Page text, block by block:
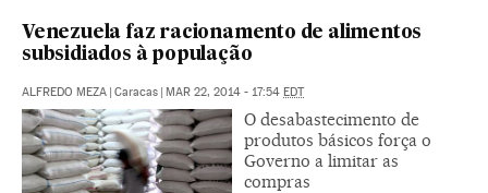
Venezuela faz racionamento de alimentos
subsidiados à população
ALFREDO MEZA | Caracas | MAR 22, 2014 - 17:54 EDT
O desabastecimento de
produtos básicos força o
Governo a limitar as
compras